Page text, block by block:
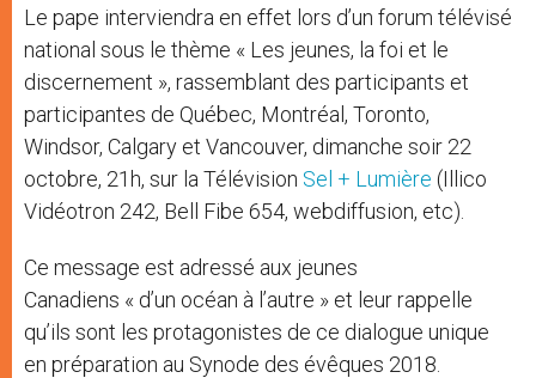
Le pape interviendra en effet lors d’un forum télévisé
national sous le thème « Les jeunes, la foi et le
discernement », rassemblant des participants et
participantes de Québec, Montréal, Toronto,
Windsor, Calgary et Vancouver, dimanche soir 22
octobre, 21h, sur la Télévision Sel + Lumière (Illico
Vidéotron 242, Bell Fibe 654, webdiffusion, etc).
Ce message est adressé aux jeunes
Canadiens « d’un océan à l’autre » et leur rappelle
qu’ils sont les protagonistes de ce dialogue unique
en préparation au Synode des évêques 2018.